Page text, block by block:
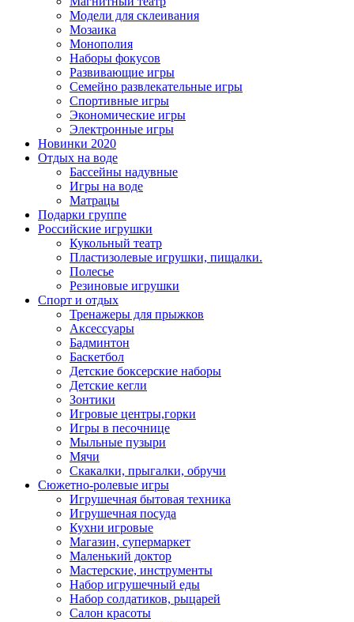
Модели для склеивания
Мозаика
Монополия
Наборы фокусов
Развивающие игры
Семейно развлекательные игры
Спортивные игры
Экономические игры
Электронные игры
Новинки 2020
Отдых на воде
Бассейны надувные
Игры на воде
Матрацы
Подарки группе
Российские игрушки
Кукольный театр
Пластизолевые игрушки, пищалки.
Полесье
Резиновые игрушки
Спорт и отдых
Тренажеры для прыжков
Аксессуары
Бадминтон
Баскетбол
Детские боксерские наборы
Детские кегли
Зонтики
Игровые центры,горки
Игры в песочнице
Мыльные пузыри
Мячи
Скакалки, прыгалки, обручи
Сюжетно-ролевые игры
Игрушечная бытовая техника
Игрушечная посуда
Кухни игровые
Магазин, супермаркет
Маленький доктор
Мастерские, инструменты
Набор игрушечный еды
Набор солдатиков, рыцарей
Салон красоты